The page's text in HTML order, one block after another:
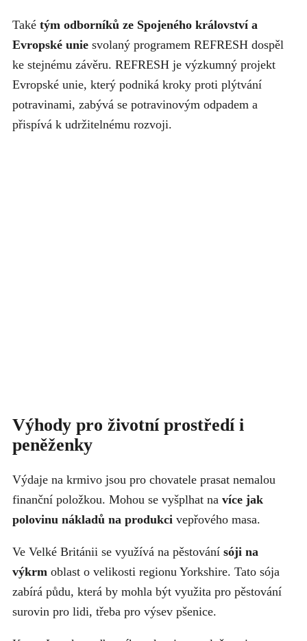
Také tým odborníků ze Spojeného království a
Evropské unie svolaný programem REFRESH dospěl
ke stejnému závěru. REFRESH je výzkumný projekt
Evropské unie, který podniká kroky proti plýtvání
potravinami, zabývá se potravinovým odpadem a
přispívá k udržitelnému rozvoji.
Výhody pro životní prostředí i
peněženky
Výdaje na krmivo jsou pro chovatele prasat nemalou
finanční položkou. Mohou se vyšplhat na více jak
polovinu nákladů na produkci vepřového masa.
Ve Velké Británii se využívá na pěstování sóji na
výkrm oblast o velikosti regionu Yorkshire. Tato sója
zabírá půdu, která by mohla být využita pro pěstování
surovin pro lidi, třeba pro výsev pšenice.